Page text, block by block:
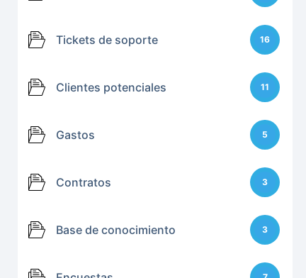
Tickets de soporte 16
Clientes potenciales 11
Gastos 5
Contratos 3
Base de conocimiento 3